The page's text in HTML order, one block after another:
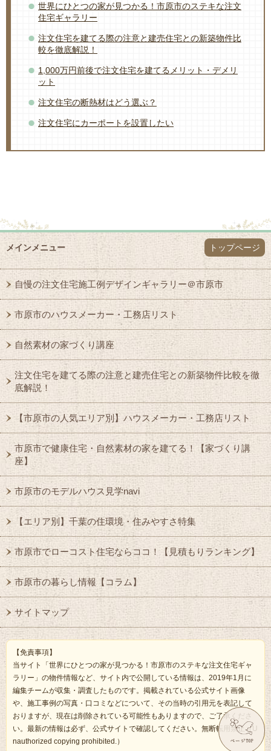
世界にひとつの家が見つかる！市原市のステキな注文
住宅ギャラリー
注文住宅を建てる際の注意と建売住宅との新築物件比
較を徹底解説！
1,000万円前後で注文住宅を建てるメリット・デメリ
ット
注文住宅の断熱材はどう選ぶ？
注文住宅にカーポートを設置したい
メインメニュー トップページ
自慢の注文住宅施工例デザインギャラリー＠市原市
市原市のハウスメーカー・工務店リスト
自然素材の家づくり講座
注文住宅を建てる際の注意と建売住宅との新築物件比較を徹
底解説！
【市原市の人気エリア別】ハウスメーカー・工務店リスト
市原市で健康住宅・自然素材の家を建てる！【家づくり講
座】
市原市のモデルハウス見学navi
【エリア別】千葉の住環境・住みやすさ特集
市原市でローコスト住宅ならココ！【見積もりランキング】
市原市の暮らし情報【コラム】
サイトマップ
【免責事項】
当サイト「世界にひとつの家が見つかる！市原市のステキな注文住宅ギャ
ラリー」の物件情報など、サイト内で公開している情報は、2019年1月に
編集チームが収集・調査したものです。掲載されている公式サイト画像
や、施工事例の写真・口コミなどについて、その当時の引用元を表記して
おりますが、現在は削除されている可能性もありますので、ご了承くださ
い。最新の情報は必ず、公式サイトで確認してください。無断転用禁止（U
nauthorized copying prohibited.）